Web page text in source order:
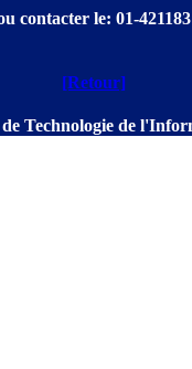
contacter le: 01-421183
[Retour]
de Technologie de